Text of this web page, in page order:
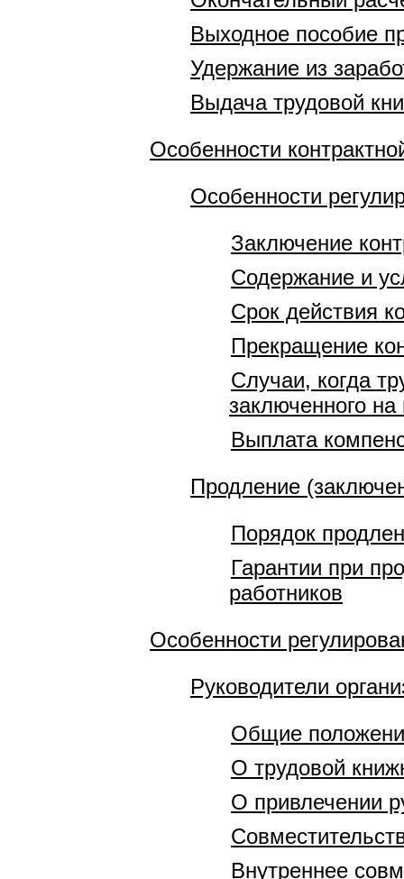
Выходное пособие
Удержание из
Выдача трудовой
Особенности
Особенности
Заключение
Содержание и
Срок действия
Прекращение
Случаи, когда
заключенного
Выплата
Продление
Порядок
Гарантии при
работников
Особенности
Руководители
Общие
О трудовой
О привлечении
Внутреннее